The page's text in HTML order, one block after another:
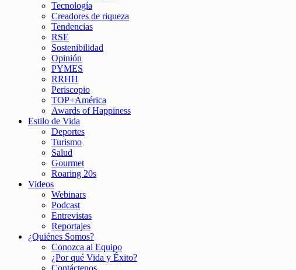
Tecnología
Creadores de riqueza
Tendencias
RSE
Sostenibilidad
Opinión
PYMES
RRHH
Periscopio
TOP+América
Awards of Happiness
Estilo de Vida
Deportes
Turismo
Salud
Gourmet
Roaring 20s
Videos
Webinars
Podcast
Entrevistas
Reportajes
¿Quiénes Somos?
Conozca al Equipo
¿Por qué Vida y Éxito?
Contáctenos